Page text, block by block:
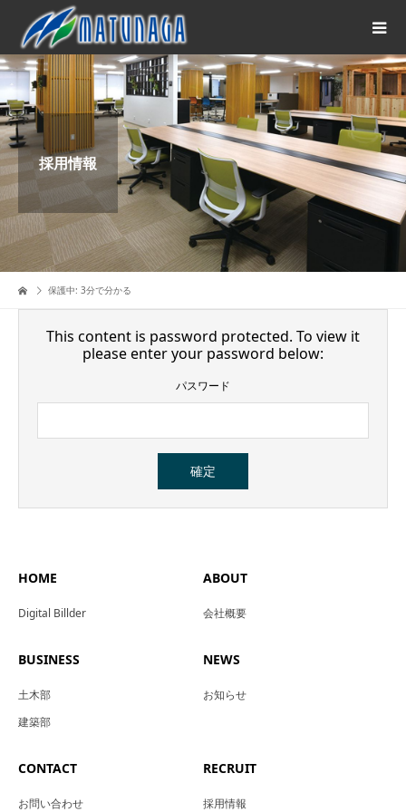
採用情報
保護中: 3分で分かる
This content is password protected. To view it
please enter your password below:
パスワード
HOME
Digital Billder
ABOUT
会社概要
BUSINESS
土木部
建築部
NEWS
お知らせ
CONTACT
お問い合わせ
RECRUIT
採用情報